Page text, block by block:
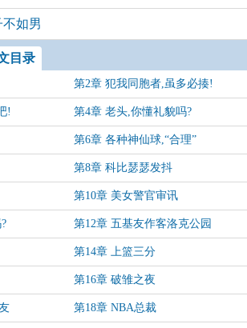
不如男
目录
第2章 犯我同胞者,虽多必揍!
! 第4章 老头,你懂礼貌吗?
第6章 各种神仙球,“合理”
第8章 科比瑟瑟发抖
第10章 美女警官审讯
第12章 五基友作客洛克公园
第14章 上篮三分
第16章 破雏之夜
第18章 NBA总裁